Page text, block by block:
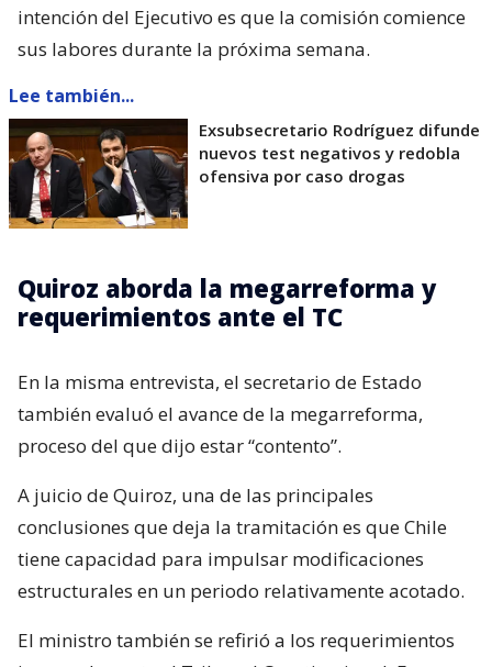
intención del Ejecutivo es que la comisión comience
sus labores durante la próxima semana.
Lee también...
Exsubsecretario Rodríguez difunde
nuevos test negativos y redobla
ofensiva por caso drogas
Quiroz aborda la megarreforma y
requerimientos ante el TC
En la misma entrevista, el secretario de Estado
también evaluó el avance de la megarreforma,
proceso del que dijo estar “contento”.
A juicio de Quiroz, una de las principales
conclusiones que deja la tramitación es que Chile
tiene capacidad para impulsar modificaciones
estructurales en un periodo relativamente acotado.
El ministro también se refirió a los requerimientos